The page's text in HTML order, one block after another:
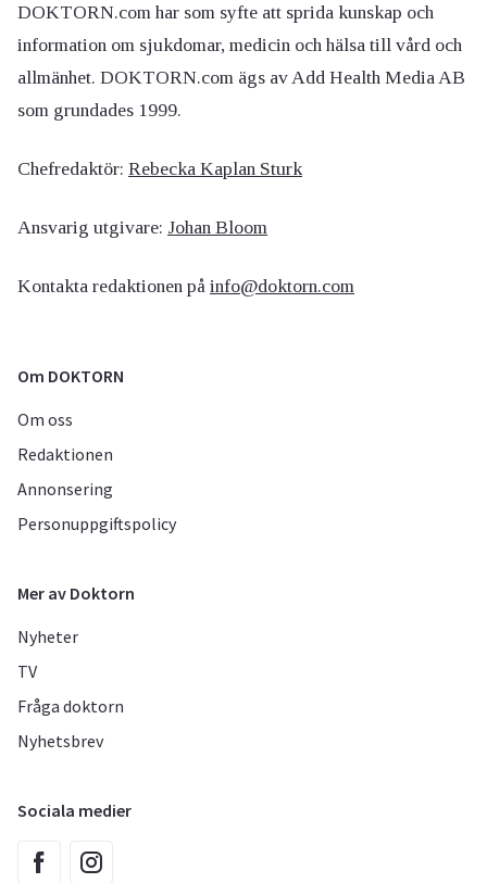
DOKTORN.com har som syfte att sprida kunskap och
information om sjukdomar, medicin och hälsa till vård och
allmänhet. DOKTORN.com ägs av Add Health Media AB
som grundades 1999.
Chefredaktör: Rebecka Kaplan Sturk
Ansvarig utgivare: Johan Bloom
Kontakta redaktionen på info@doktorn.com
Om DOKTORN
Om oss
Redaktionen
Annonsering
Personuppgiftspolicy
Mer av Doktorn
Nyheter
TV
Fråga doktorn
Nyhetsbrev
Sociala medier